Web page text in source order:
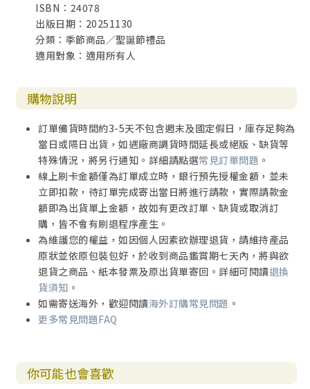
ISBN：24078
出版日期：20251130
分類：季節商品／聖誕節禮品
適用對象：適用所有人
購物說明
訂單備貨時間約3-5天不包含週末及國定假日，庫存足夠為
當日或隔日出貨，如遇廠商調貨時間延長或絕版、缺貨等
特殊情況，將另行通知。詳細請點選常見訂單問題 。
線上刷卡金額僅為訂單成立時，銀行預先授權金額，並未
立即扣款，待訂單完成寄出當日將進行請款，實際請款金
額即為出貨單上金額，故如有更改訂單、缺貨或取消訂
購，皆不會有刷退程序產生。
為維護您的權益，如因個人因素欲辦理退貨，請維持產品
原狀並依原包裝包好，於收到商品鑑賞期七天內，將與欲
退貨之商品、紙本發票及原出貨單寄回。詳細可閱讀退換
貨須知 。
如需寄送海外，歡迎閱讀海外訂購常見問題 。
更多常見問題FAQ
你可能也會喜歡